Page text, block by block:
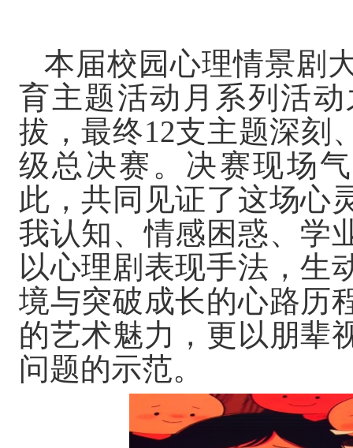
本届校园心理情景剧
育主题活动月系列活
拔，最终12支主题深刻
级总决赛。决赛现场
此，共同见证了这场心
我认知、情感困惑、学
以心理剧表现手法，生
境与突破成长的心路历
的艺术魅力，更以朋辈
问题的示范。